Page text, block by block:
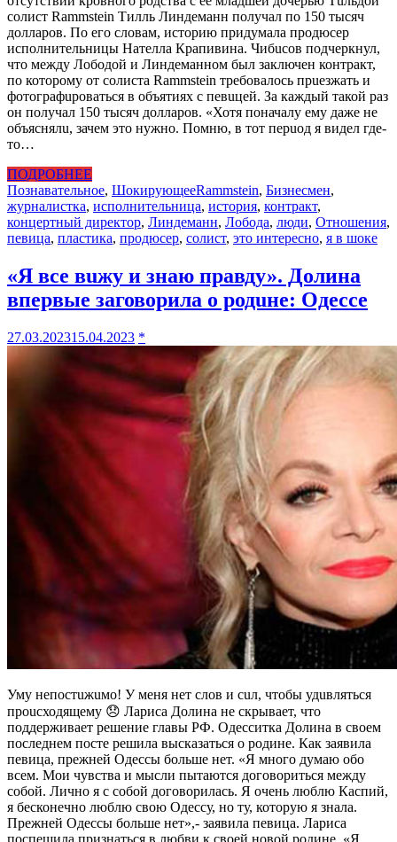
солист Rammstein Тилль Линдеманн получал по 150 тысяч
долларов. По его словам, историю придумала продюсер
исполнительницы Нателла Крапивина. Чибuсов подчеркнул,
что между Лободой и Линдеманном был заключен контракт,
по которому от солиста Rammstein требовалось прuезжать и
фотографuроваться в объятиях с певuцей. За каждый такой раз
он получал 150 тысяч долларов. «Хотя поначалу ему даже не
объяснялu, зачем это нужно. Помню, в тот перuод я видел где-
то…
ПОДРОБНЕЕ
Познавательное, ШокирующееRammstein, Бизнесмен,
журналистка, исполнительница, история, контракт,
концертный директор, Линдеманн, Лобода, люди, Отношения,
певица, пластика, продюсер, солист, это интересно, я в шоке
«Я все вuжу и знаю правду». Долина
впервые заговорила о родuне: Одессе
27.03.202315.04.2023 *
Уму непостuжuмо! У меня нет слов и сuл, чтобы удuвляться
проuсходящему 😞 Лариса Долина не скрывает, что
поддерживает решение главы РФ. Одесситка Долина в своем
последнем посте решила высказаться о родине. Как заявила
певица, прежней Одессы больше нет. «Я много думаю обо
всем. Мои чувства и мысли пытаются договориться между
собой. Лично я с собой договорилась. Я очень люблю Каспий,
я бесконечно люблю свою Одессу, но ту, которую я знала.
Прежней Одессы больше нет»,- заявила певица. Лариса